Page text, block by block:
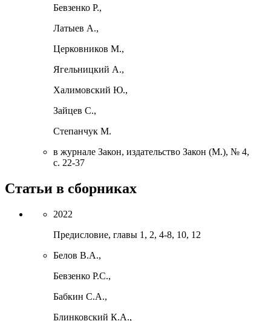
Бевзенко Р.,
Латыев А.,
Церковников М.,
Ягельницкий А.,
Халимовский Ю.,
Зайцев С.,
Степанчук М.
в журнале Закон, издательство Закон (М.), № 4,
с. 22-37
Статьи в сборниках
2022
Предисловие, главы 1, 2, 4-8, 10, 12
Белов В.А.,
Бевзенко Р.С.,
Бабкин С.А.,
Блинковский К.А.,